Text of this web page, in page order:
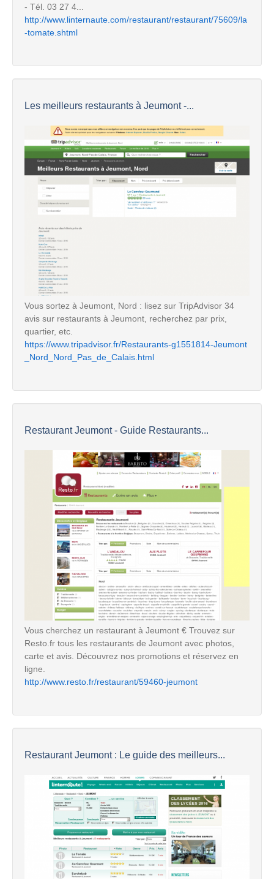
- Tél. 03 27 4...
http://www.linternaute.com/restaurant/restaurant/75609/la
-tomate.shtml
Les meilleurs restaurants à Jeumont -...
Vous sortez à Jeumont, Nord : lisez sur TripAdvisor 34
avis sur restaurants à Jeumont, recherchez par prix,
quartier, etc.
https://www.tripadvisor.fr/Restaurants-g1551814-Jeumont
_Nord_Nord_Pas_de_Calais.html
Restaurant Jeumont - Guide Restaurants...
Vous cherchez un restaurant à Jeumont € Trouvez sur
Resto.fr tous les restaurants de Jeumont avec photos,
carte et avis. Découvrez nos promotions et réservez en
ligne.
http://www.resto.fr/restaurant/59460-jeumont
Restaurant Jeumont : Le guide des meilleurs...